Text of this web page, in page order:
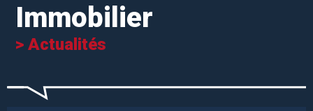
Immobilier
> Actualités